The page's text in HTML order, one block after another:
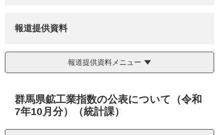
報道提供資料
報道提供資料メニュー
群馬県鉱工業指数の公表について（令和
7年10月分）（統計課）